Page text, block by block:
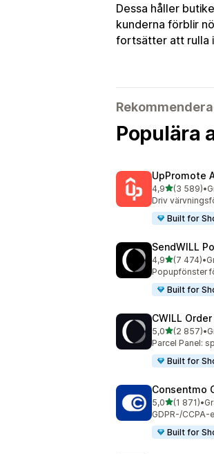
Dessa håller
kunderna förblir
fortsätter att rulla
Populära
UpPromote
4,9av 5 stjärnor
(3 589)
3589 •
Driv
Built for
SendWILL
4,9av 5 stjärnor
(7 474)
7474 •
Popupfönster
Built for
CWILL
5,0av 5 stjärnor
(2 857)
2857 •
Parcel Panel:
Built for
Consentmo
5,0av 5 stjärnor
(1 871)
1871 •
GDPR-/
Built for